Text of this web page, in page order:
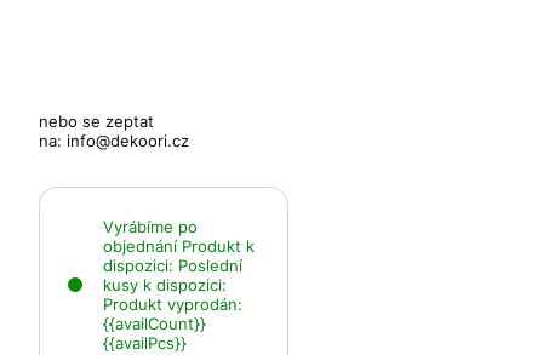
nebo se zeptat
na: info@dekoori.cz
Vyrábíme po
objednání Produkt k
dispozici: Poslední
kusy k dispozici:
Produkt vyprodán:
{{availCount}}
{{availPcs}}